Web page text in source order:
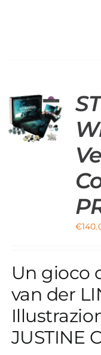
€
Un gioco
van der
JUSTINE